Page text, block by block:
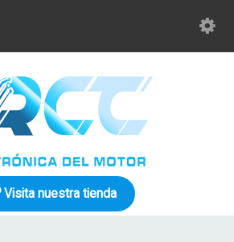
Visita nuestra tienda